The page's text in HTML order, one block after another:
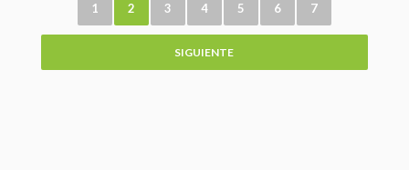
1 2 3 4 5 6 7
SIGUIENTE